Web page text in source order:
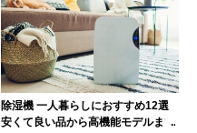
除湿機 一人暮らしにおすすめ12選
安くて良い品から高機能モデルまで